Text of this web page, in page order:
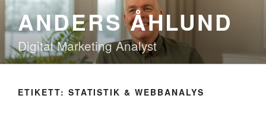
Hoppa
innehållANDERS ÅHLUND
Digital Marketing Analyst
ETIKETT: STATISTIK & WEBBANALYS